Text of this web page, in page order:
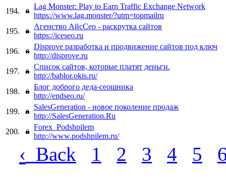
194.
Lag Monster: Play to Earn Traffic Exchange Network
https://www.lag.monster/?utm=topmailru
195.
Агенство АйсСео - раскрутка сайтов
https://iceseo.ru
196.
Disprove разработка и продвижение сайтов под ключ
http://disprove.ru
197.
Список сайтов, которые платят деньги.
http://bablor.okis.ru/
198.
Блог доброго деда-сеошника
http://endseo.ru/
199.
SalesGeneration - новое поколение продаж
http://SalesGeneration.Ru
200.
Forex_Podshpilem
http://www.podshpilem.ru/
‹ Back 1 2 3 4 5